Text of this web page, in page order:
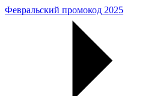
Февральский промокод 2025